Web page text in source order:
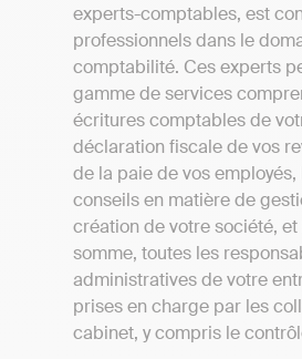
experts-comptables, est
professionnels dans le
comptabilité. Ces experts
gamme de services
écritures comptables de
déclaration fiscale de vos
de la paie de vos
conseils en matière de
création de votre société,
somme, toutes les
administratives de votre
prises en charge par les
cabinet, y compris le